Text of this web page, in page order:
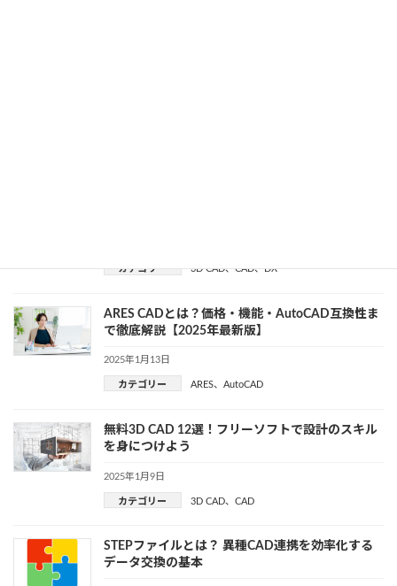
カテゴリー 3D CAD、CAD、DX
ARES CADとは？価格・機能・AutoCAD互換性ま
で徹底解説【2025年最新版】
2025年1月13日
カテゴリー ARES、 AutoCAD
無料3D CAD 12選！フリーソフトで設計のスキル
を身につけよう
2025年1月9日
カテゴリー 3D CAD、 CAD
STEPファイルとは？ 異種CAD連携を効率化する
データ交換の基本